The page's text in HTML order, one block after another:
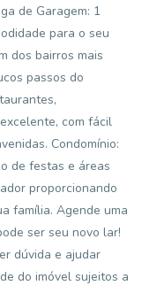
de Garagem: 1
para o seu
dos bairros mais
passos do
com fácil
Condomínio:
de festas e áreas
proporcionando
família. Agende uma
ser seu novo lar!
dúvida e ajudar
do imóvel sujeitos a